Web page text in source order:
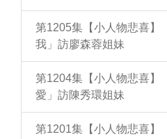
第1205集【小人物悲喜】
我」訪廖森蓉姐妹
第1204集【小人物悲喜】
愛」訪陳秀環姐妹
第1201集【小人物悲喜】